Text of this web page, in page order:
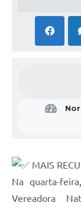
MAIS
Na quarta-
Vereadora